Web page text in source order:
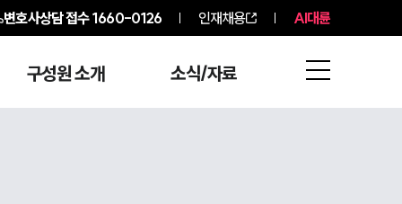
변호사상담 접수1660-0126 인재채용 AI대륜
구성원 소개 소식/자료